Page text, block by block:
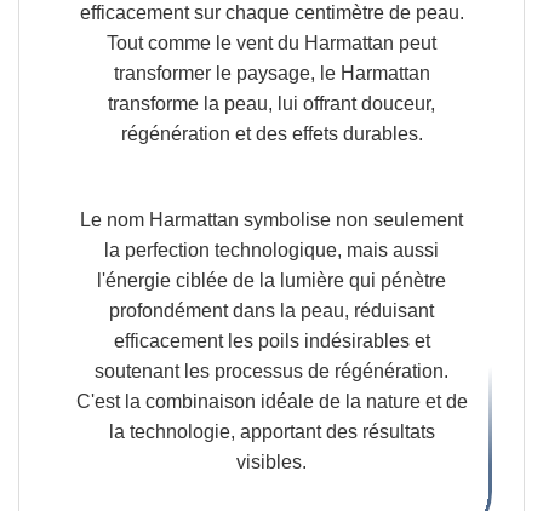
efficacement sur chaque centimètre de peau.
Tout comme le vent du Harmattan peut
transformer le paysage, le Harmattan
transforme la peau, lui offrant douceur,
régénération et des effets durables.
Le nom Harmattan symbolise non seulement
la perfection technologique, mais aussi
l'énergie ciblée de la lumière qui pénètre
profondément dans la peau, réduisant
efficacement les poils indésirables et
soutenant les processus de régénération.
C'est la combinaison idéale de la nature et de
la technologie, apportant des résultats
visibles.